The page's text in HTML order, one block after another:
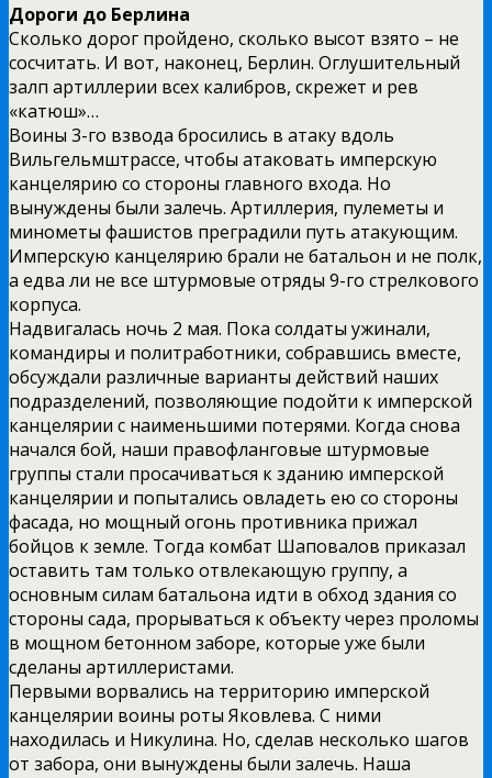
Дороги до Берлина
Сколько дорог пройдено, сколько высот взято – не
сосчитать. И вот, наконец, Берлин. Оглушительный
залп артиллерии всех калибров, скрежет и рев
«катюш»…
Воины 3-го взвода бросились в атаку вдоль
Вильгельмштрассе, чтобы атаковать имперскую
канцелярию со стороны главного входа. Но
вынуждены были залечь. Артиллерия, пулеметы и
минометы фашистов преградили путь атакующим.
Имперскую канцелярию брали не батальон и не полк,
а едва ли не все штурмовые отряды 9-го стрелкового
корпуса.
Надвигалась ночь 2 мая. Пока солдаты ужинали,
командиры и политработники, собравшись вместе,
обсуждали различные варианты действий наших
подразделений, позволяющие подойти к имперской
канцелярии с наименьшими потерями. Когда снова
начался бой, наши правофланговые штурмовые
группы стали просачиваться к зданию имперской
канцелярии и попытались овладеть ею со стороны
фасада, но мощный огонь противника прижал
бойцов к земле. Тогда комбат Шаповалов приказал
оставить там только отвлекающую группу, а
основным силам батальона идти в обход здания со
стороны сада, прорываться к объекту через проломы
в мощном бетонном заборе, которые уже были
сделаны артиллеристами.
Первыми ворвались на территорию имперской
канцелярии воины роты Яковлева. С ними
находилась и Никулина. Но, сделав несколько шагов
от забора, они вынуждены были залечь. Наша